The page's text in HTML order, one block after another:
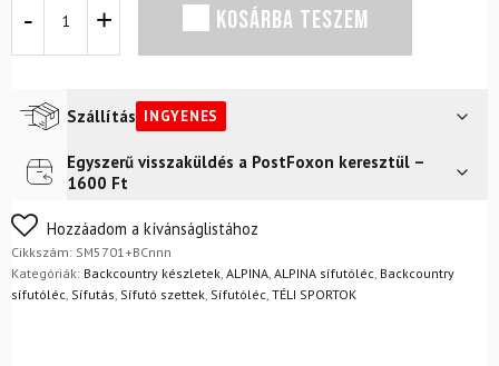
terepkészlet
Edge
kötéssel
KOSÁRBA TESZEM
Szállítás INGYENES
Futár a címreIngyenes
Egyszerű visszaküldés a PostFoxon keresztül –
1600 Ft
Nem biztos a választásában? Semmi gond – a terméket
egyszerűen visszaküldheti 14 napon belül, indoklás nélkül.
Mik a visszaküldés feltételei?
Hozzáadom a kívánságlistához
Cikkszám: SM5701+BCnnn
Kategóriák: Backcountry készletek ALPINA ALPINA sífutóléc Backcountry
sífutóléc Sífutás Sífutó szettek Sífutóléc TÉLI SPORTOK